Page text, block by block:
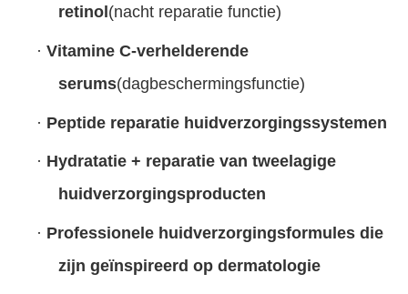
retinol (nacht reparatie functie)
· Vitamine C-verhelderende
serums(dagbeschermingsfunctie)
· Peptide reparatie huidverzorgingssystemen
· Hydratatie + reparatie van tweelagige
huidverzorgingsproducten
· Professionele huidverzorgingsformules die
zijn geïnspireerd op dermatologie